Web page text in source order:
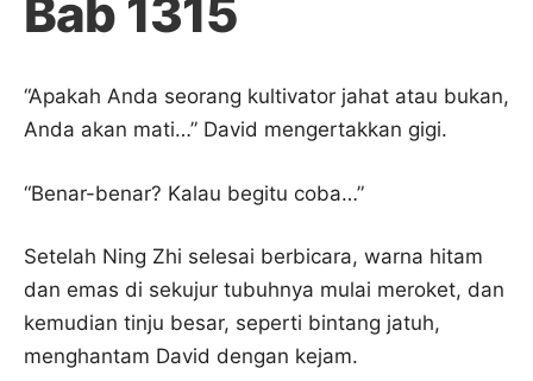
Bab 1315
“Apakah Anda seorang kultivator jahat atau bukan,
Anda akan mati…” David mengertakkan gigi.
“Benar-benar? Kalau begitu coba…”
Setelah Ning Zhi selesai berbicara, warna hitam
dan emas di sekujur tubuhnya mulai meroket, dan
kemudian tinju besar, seperti bintang jatuh,
menghantam David dengan kejam.